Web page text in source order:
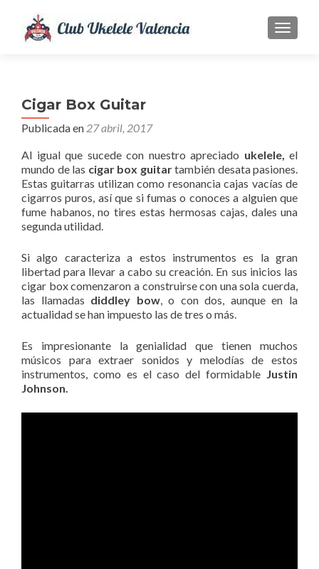
Cigar Box Guitar
Publicada en 27 abril, 2017
Al igual que sucede con nuestro apreciado ukelele, el
mundo de las cigar box guitartambién desata pasiones.
Estas guitarras utilizan como resonancia cajas vacías de
cigarros puros, así que si fumas o conoces a alguien que
fume habanos, no tires estas hermosas cajas, dales una
segunda utilidad.
Si algo caracteriza a estos instrumentos es la gran
libertad para llevar a cabo su creación. En sus inicios las
cigar box comenzaron a construirse con una sola cuerda,
las llamadas diddley bow, o con dos, aunque en la
actualidad se han impuesto las de tres o más.
Es impresionante la genialidad que tienen muchos
músicos para extraer sonidos y melodías de estos
instrumentos, como es el caso del formidable Justin
Johnson.